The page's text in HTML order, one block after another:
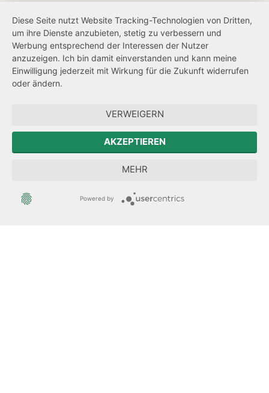
Netiquette
Transparenzanspruch
Hinweisgeberschutz
Forum Mitteleuropa
Der Sächsische Integrationsbeauftragte
Sächsische Landesbeauftragte zur Aufarbeitung der SED-
Diese Seite nutzt Website Tracking-Technologien von Dritten,
um ihre Dienste anzubieten, stetig zu verbessern und
Werbung entsprechend der Interessen der Nutzer
anzuzeigen. Ich bin damit einverstanden und kann meine
Einwilligung jederzeit mit Wirkung für die Zukunft widerrufen
oder ändern.
VERWEIGERN
AKZEPTIEREN
MEHR
Powered by